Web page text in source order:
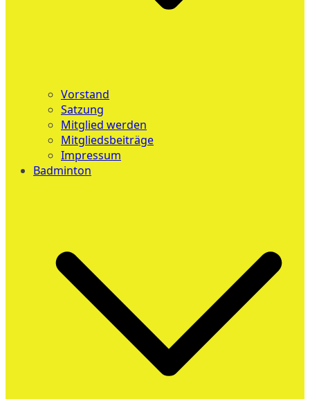
Vorstand
Satzung
Mitglied werden
Mitgliedsbeiträge
Impressum
Badminton